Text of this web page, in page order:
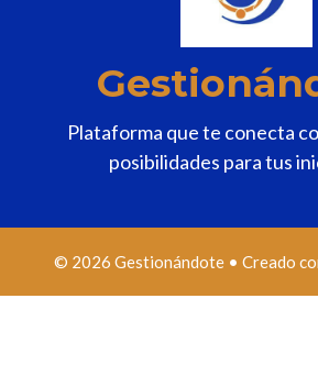
Plataforma que te conecta
posibilidades para tus
© 2026 Gestionándote• Creado